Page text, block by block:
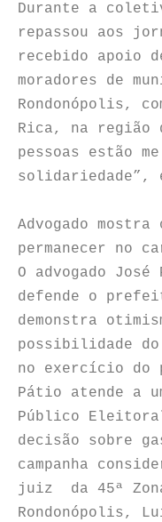
Durante a
repassou aos
recebido apoio
moradores de
Rondonópolis,
Rica, na região
pessoas estão
solidariedade”,
Advogado
permanecer no
O advogado
defende o
demonstra
possibilidade do
no exercício do
Pátio atende a
Público
decisão sobre
campanha
juiz da 45ª
Rondonópolis,